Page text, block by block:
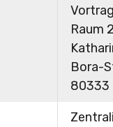
Raum
Bora-
80333